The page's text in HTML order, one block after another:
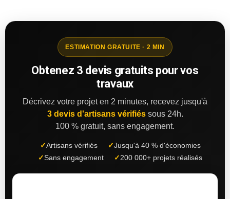
ESTIMATION GRATUITE · 2 MIN
Obtenez 3 devis gratuits pour vos
travaux
Décrivez votre projet en 2 minutes, recevez jusqu'à
3 devis d'artisans vérifiéssous 24h.
100 % gratuit, sans engagement.
✓Artisans vérifiés ✓Jusqu'à 40 % d'économies
✓Sans engagement ✓ 200 000+ projets réalisés